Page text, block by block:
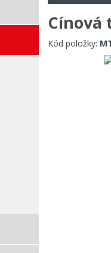
Cínová
Kód položky: